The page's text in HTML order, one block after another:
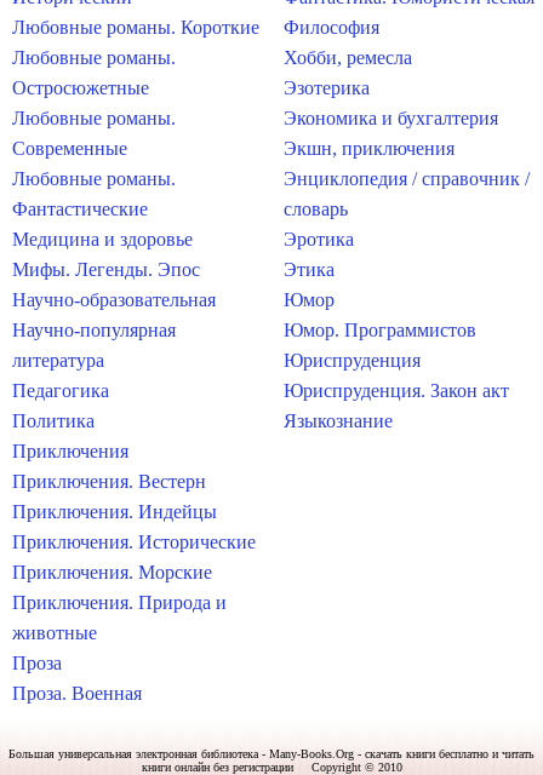
Любовные романы. Короткие
Любовные романы.
Остросюжетные
Любовные романы.
Современные
Любовные романы.
Фантастические
Медицина и здоровье
Мифы. Легенды. Эпос
Научно-образовательная
Научно-популярная
литература
Педагогика
Политика
Приключения
Приключения. Вестерн
Приключения. Индейцы
Приключения. Исторические
Приключения. Морские
Приключения. Природа и
животные
Проза
Проза. Военная
Философия
Хобби, ремесла
Эзотерика
Экономика и бухгалтерия
Экшн, приключения
Энциклопедия / справочник /
словарь
Эротика
Этика
Юмор
Юмор. Программистов
Юриспруденция
Юриспруденция. Закон акт
Языкознание
Большая универсальная электронная библиотека - Many-Books.Org - скачать книги бесплатно и читать
книги онлайн без регистрации Copyright © 2010